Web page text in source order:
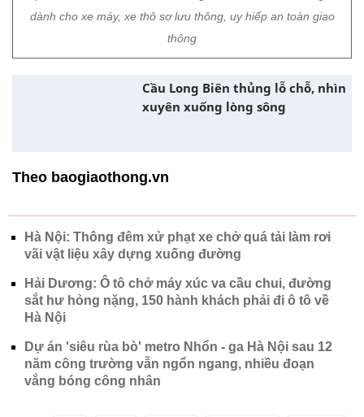
dành cho xe máy, xe thô sơ lưu thông, uy hiếp an toàn giao
thông
Cầu Long Biên thủng lỗ chỗ, nhìn
xuyên xuống lòng sông
Theo baogiaothong.vn
Hà Nội: Thông đêm xử phạt xe chở quá tải làm rơi
vãi vật liệu xây dựng xuống đường
Hải Dương: Ô tô chở máy xúc va cầu chui, đường
sắt hư hỏng nặng, 150 hành khách phải đi ô tô về
Hà Nội
Dự án 'siêu rùa bò' metro Nhổn - ga Hà Nội sau 12
năm công trường vẫn ngổn ngang, nhiều đoạn
vắng bóng công nhân